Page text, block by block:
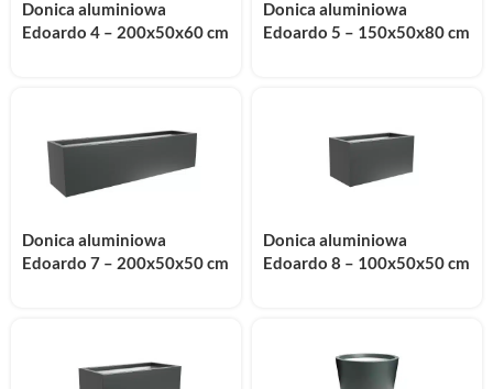
Donica aluminiowa
Edoardo 4 – 200x50x60 cm
Donica aluminiowa
Edoardo 5 – 150x50x80 cm
Donica aluminiowa
Edoardo 7 – 200x50x50 cm
Donica aluminiowa
Edoardo 8 – 100x50x50 cm